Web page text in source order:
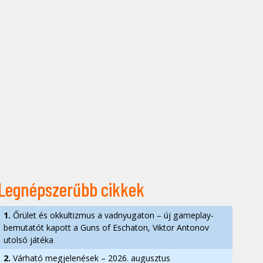
cikkek
1. Őrület és okkultizmus a vadnyugaton – új gameplay-
bemutatót kapott a Guns of Eschaton, Viktor Antonov
utolsó játéka
2. Várható megjelenések – 2026. augusztus